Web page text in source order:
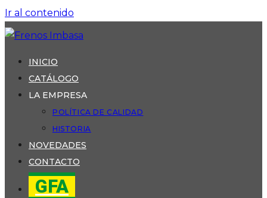
Ir al contenido
INICIO
CATÁLOGO
LA EMPRESA
POLÍTICA DE CALIDAD
HISTORIA
NOVEDADES
CONTACTO
GFA